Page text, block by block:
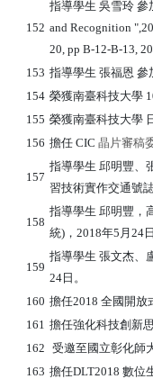
152
指導學生 吳雪玲 參
and Recognition
20, pp B-12-B-13,
153 指導學生 張福恩
154 榮獲南臺科技大學
155 榮獲南臺科技大學
156 擔任 CIC 晶片審稿
157
指導學生 邱明豐、
習技術實作交通號
158
指導學生 邱明豐，
統)，2018年5月24日
159
指導學生 張文杰、
24日。
160 擔任2018 全國開放
161 擔任強化科技創新
162 受邀至國立彰化師
163 擔任DLT2018 數位